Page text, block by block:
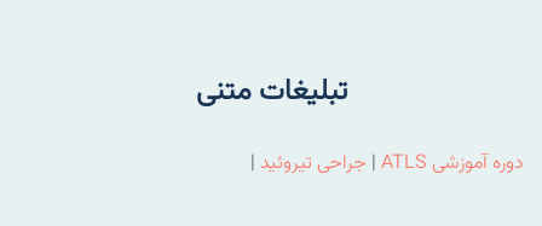
تبلیغات متنی
دوره آموزشی ATLS | جراحی تیروئید |